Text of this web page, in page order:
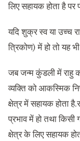
लिए सहायक होता है
यदि शुक्र स्व या उच्च
त्रिकोण) में हो तो यह
जब जन्म कुंडली में राहु
व्यक्ति को आकस्मिक
क्षेत्र में सहायक होता
प्रभाव में हो तथा किसी
क्षेत्र के लिए सहायक